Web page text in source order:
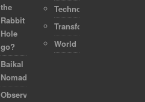
the
Rabbit
Hole
go?
Baikal
Nomads
Observing
Technology
Transformation
World